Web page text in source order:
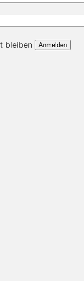
bleiben Anmelden